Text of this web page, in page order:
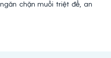
chặn muỗi triệt để, an